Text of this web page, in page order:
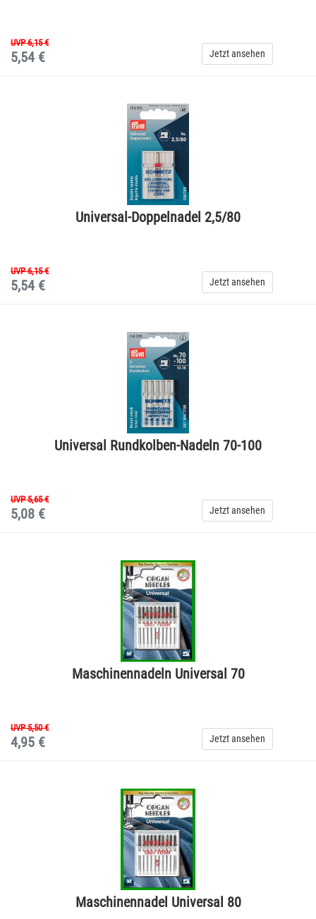
UVP 6,15 €
5,54 € Jetzt ansehen
Universal-Doppelnadel 2,5/80
UVP 6,15 €
5,54 € Jetzt ansehen
Universal Rundkolben-Nadeln 70-100
UVP 5,65 €
5,08 € Jetzt ansehen
Maschinennadeln Universal 70
UVP 5,50 €
4,95 € Jetzt ansehen
Maschinennadel Universal 80